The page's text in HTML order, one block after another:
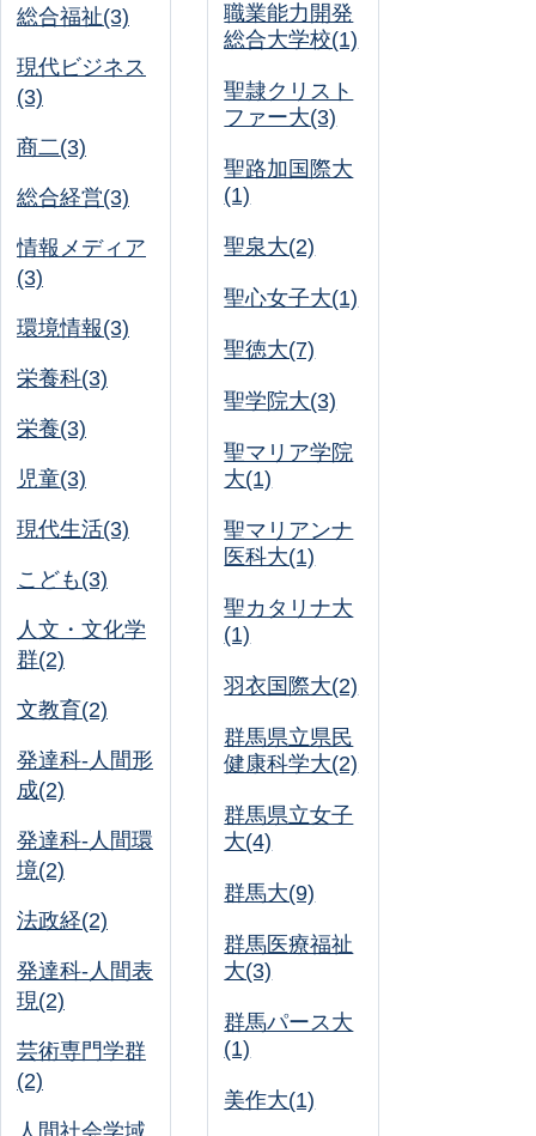
総合福祉(3)
現代ビジネス
(3)
商二(3)
総合経営(3)
情報メディア
(3)
環境情報(3)
栄養科(3)
栄養(3)
児童(3)
現代生活(3)
こども(3)
人文・文化学
群(2)
文教育(2)
発達科-人間形
成(2)
発達科-人間環
境(2)
法政経(2)
発達科-人間表
現(2)
芸術専門学群
(2)
人間社会学域
職業能力開発
総合大学校(1)
聖隷クリスト
ファー大(3)
聖路加国際大
(1)
聖泉大(2)
聖心女子大(1)
聖徳大(7)
聖学院大(3)
聖マリア学院
大(1)
聖マリアンナ
医科大(1)
聖カタリナ大
(1)
羽衣国際大(2)
群馬県立県民
健康科学大(2)
群馬県立女子
大(4)
群馬大(9)
群馬医療福祉
大(3)
群馬パース大
(1)
美作大(1)